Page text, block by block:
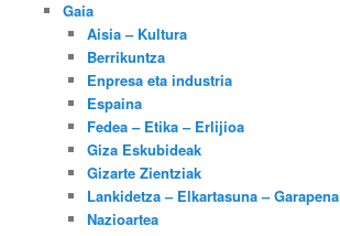
Gaia
Aisia – Kultura
Berrikuntza
Enpresa eta industria
Espaina
Fedea – Etika – Erlijioa
Giza Eskubideak
Gizarte Zientziak
Lankidetza – Elkartasuna – Garapena
Nazioartea